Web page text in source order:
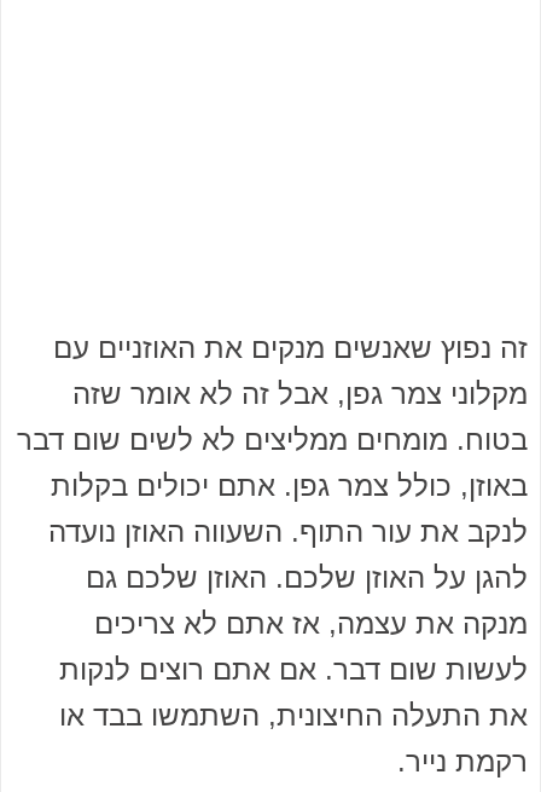
זה נפוץ שאנשים מנקים את האוזניים עם
מקלוני צמר גפן, אבל זה לא אומר שזה
בטוח. מומחים ממליצים לא לשים שום דבר
באוזן, כולל צמר גפן. אתם יכולים בקלות
לנקב את עור התוף. השעווה האוזן נועדה
להגן על האוזן שלכם. האוזן שלכם גם
מנקה את עצמה, אז אתם לא צריכים
לעשות שום דבר. אם אתם רוצים לנקות
את התעלה החיצונית, השתמשו בבד או
רקמת נייר.